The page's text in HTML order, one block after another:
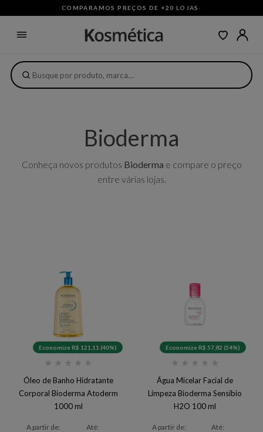
COMPARAMOS PREÇOS DE +20 LOJAS ·
Bioderma
Conheça novos produtos Bioderma e compare o preço
entre várias lojas.
Economize R$ 121,11 (40%)
★ ★ ★ ★ ★
Óleo de Banho Hidratante
Corporal Bioderma Atoderm
1000 ml
A partir de:
Até:
Economize R$ 57,82 (54%)
★ ★ ★ ★ ★
Água Micelar Facial de
Limpeza Bioderma Sensibio
H2O 100 ml
A partir de:
Até: